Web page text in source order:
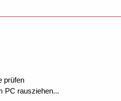
prüfen
PC rausziehen...